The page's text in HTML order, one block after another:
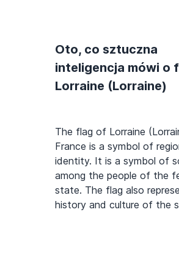
Oto, co sztuczna
inteligencja mówi o
Lorraine (Lorraine)
The flag of Lorraine
France is a symbol of
identity. It is a symbol of
among the people of the
state. The flag also
history and culture of the